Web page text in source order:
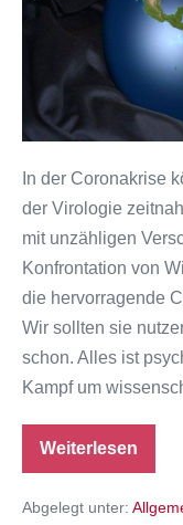
und
wirklich
geht
In der Coronakrise
der Virologie
mit unzähligen
Konfrontation von
die hervorragende
Wir sollten sie
schon. Alles ist
Kampf um
Weiterlesen
Der
Clinch
Virologen
Abgelegt unter: